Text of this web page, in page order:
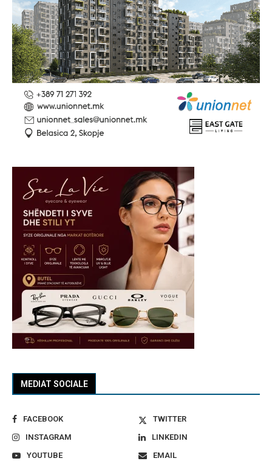
MEDIAT SOCIALE
FACEBOOK
TWITTER
INSTAGRAM
LINKEDIN
YOUTUBE
EMAIL